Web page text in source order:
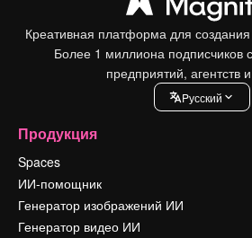
Креативная платформа для
Более 1 миллиона подписчиков
предприятий, агентств
Pусский
Продукция
Spaces
ИИ-помощник
Генератор изображений ИИ
Генератор видео ИИ